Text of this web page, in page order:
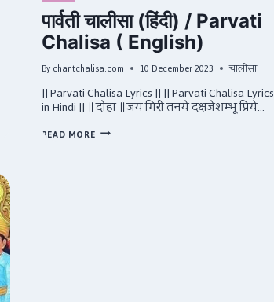
पार्वती चालीसा (हिंदी) / Parvati
Chalisa ( English)
Bychantchalisa.com 10 December 2023 चालीसा
|| Parvati Chalisa Lyrics || || Parvati Chalisa Lyrics
in Hindi || ॥ दोहा ॥ जय गिरी तनये दक्षजेशम्भू प्रिये…
READ MOREपार्वती
चालीसा